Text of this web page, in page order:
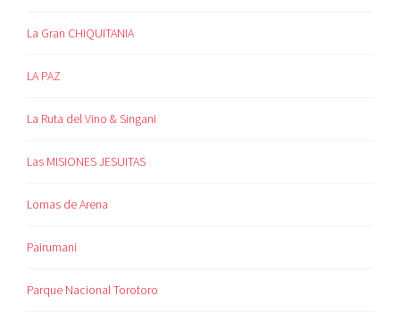
La Gran CHIQUITANIA
LA PAZ
La Ruta del Vino & Singani
Las MISIONES JESUITAS
Lomas de Arena
Pairumani
Parque Nacional Torotoro